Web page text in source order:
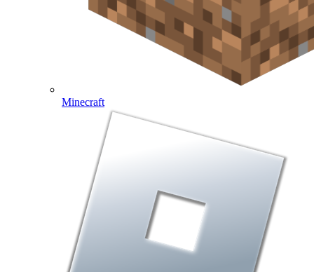
Minecraft